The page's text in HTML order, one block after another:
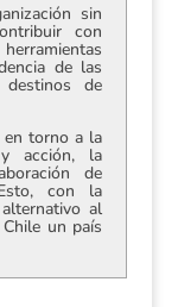
sin
con
de las
de
en torno a la
acción, la
de
con la
al
un país